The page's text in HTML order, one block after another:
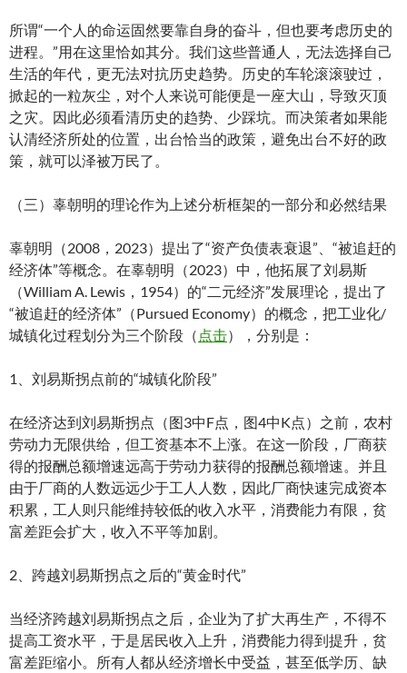
所谓“一个人的命运固然要靠自身的奋斗，但也要考虑历史的
进程。”用在这里恰如其分。我们这些普通人，无法选择自己
生活的年代，更无法对抗历史趋势。历史的车轮滚滚驶过，
掀起的一粒灰尘，对个人来说可能便是一座大山，导致灭顶
之灾。因此必须看清历史的趋势、少踩坑。而决策者如果能
认清经济所处的位置，出台恰当的政策，避免出台不好的政
策，就可以泽被万民了。
（三）辜朝明的理论作为上述分析框架的一部分和必然结果
辜朝明（2008，2023）提出了“资产负债表衰退”、“被追赶的
经济体”等概念。在辜朝明（2023）中，他拓展了刘易斯
（William A. Lewis，1954）的“二元经济”发展理论，提出了
“被追赶的经济体”（Pursued Economy）的概念，把工业化/
城镇化过程划分为三个阶段（ 点击），分别是：
1、刘易斯拐点前的“城镇化阶段”
在经济达到刘易斯拐点（图3中F点，图4中K点）之前，农村
劳动力无限供给，但工资基本不上涨。在这一阶段，厂商获
得的报酬总额增速远高于劳动力获得的报酬总额增速。并且
由于厂商的人数远远少于工人人数，因此厂商快速完成资本
积累，工人则只能维持较低的收入水平，消费能力有限，贫
富差距会扩大，收入不平等加剧。
2、跨越刘易斯拐点之后的“黄金时代”
当经济跨越刘易斯拐点之后，企业为了扩大再生产，不得不
提高工资水平，于是居民收入上升，消费能力得到提升，贫
富差距缩小。所有人都从经济增长中受益，甚至低学历、缺